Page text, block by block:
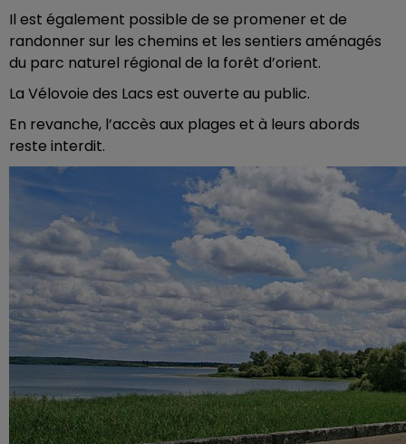
Il est également possible de se promener et de
randonner sur les chemins et les sentiers aménagés
du parc naturel régional de la forêt d’orient.
La Vélovoie des Lacs est ouverte au public.
En revanche, l’accès aux plages et à leurs abords
reste interdit.